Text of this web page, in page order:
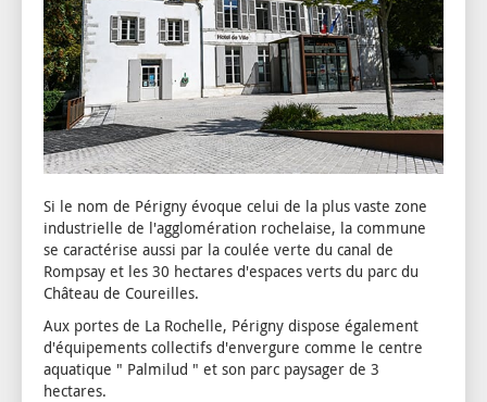
Si le nom de Périgny évoque celui de la plus vaste zone
industrielle de l'agglomération rochelaise, la commune
se caractérise aussi par la coulée verte du canal de
Rompsay et les 30 hectares d'espaces verts du parc du
Château de Coureilles.
Aux portes de La Rochelle, Périgny dispose également
d'équipements collectifs d'envergure comme le centre
aquatique " Palmilud " et son parc paysager de 3
hectares.